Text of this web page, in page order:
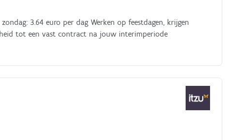
3.64 euro per dag Werken op feestdagen, krijgen
tot een vast contract na jouw interimperiode